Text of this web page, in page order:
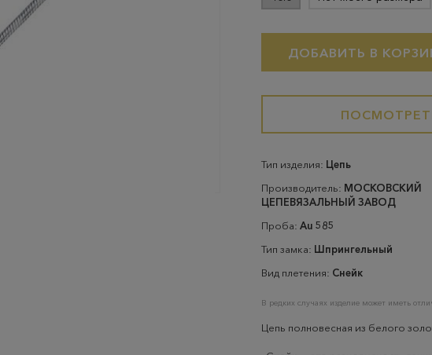
ДОБАВИТЬ В
Тип изделия: Цепь
Производитель: МОСКОВСКИЙ
ЦЕПЕВЯЗАЛЬНЫЙ ЗАВОД
Проба: Au 585
Тип замка: Шпрингельный
Вид плетения: Снейк
В редких случаях изделие может иметь
Цепь полновесная из белого